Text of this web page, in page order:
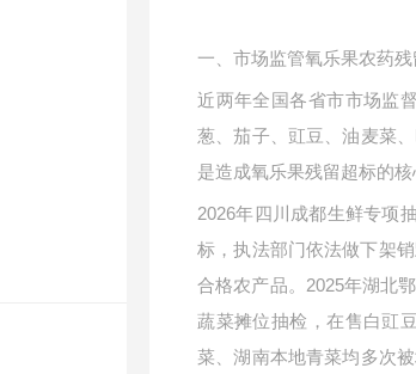
一、市场监管氧乐果农药
近两年全国各省市市场监
葱、茄子、豇豆、油麦菜
是造成氧乐果残留超标的
2026年四川成都生鲜专项
标，执法部门依法做下架
合格农产品。2025年湖北
蔬菜摊位抽检，在售白豇
菜、湖南本地青菜均多次